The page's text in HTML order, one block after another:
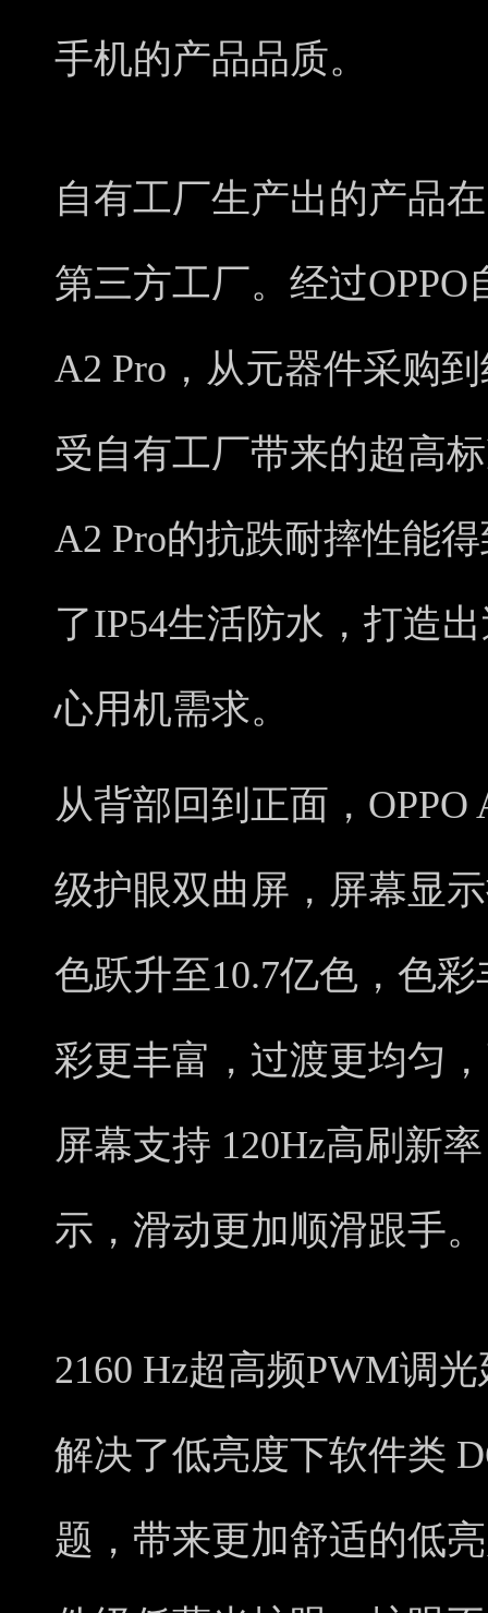
手机的产品品质。
自有工厂生产出的产品
第三方工厂。经过OPPO
A2 Pro，从元器件采购
受自有工厂带来的超高
A2 Pro的抗跌耐摔性能
了IP54生活防水，打造
心用机需求。
从背部回到正面，OPPO
级护眼双曲屏，屏幕显
色跃升至10.7亿色，色
彩更丰富，过渡更均匀
屏幕支持 120Hz高刷新
示，滑动更加顺滑跟手。
2160 Hz超高频PWM调
解决了低亮度下软件类
题，带来更加舒适的低